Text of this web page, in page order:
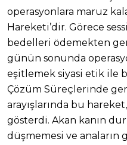
operasyonlara maruz
Hareketi’dir. Görece
bedelleri ödemekten
günün sonunda
eşitlemek siyasi etik ile
Çözüm Süreçlerinde
arayışlarında bu
gösterdi. Akan kanın
düşmemesi ve anaların